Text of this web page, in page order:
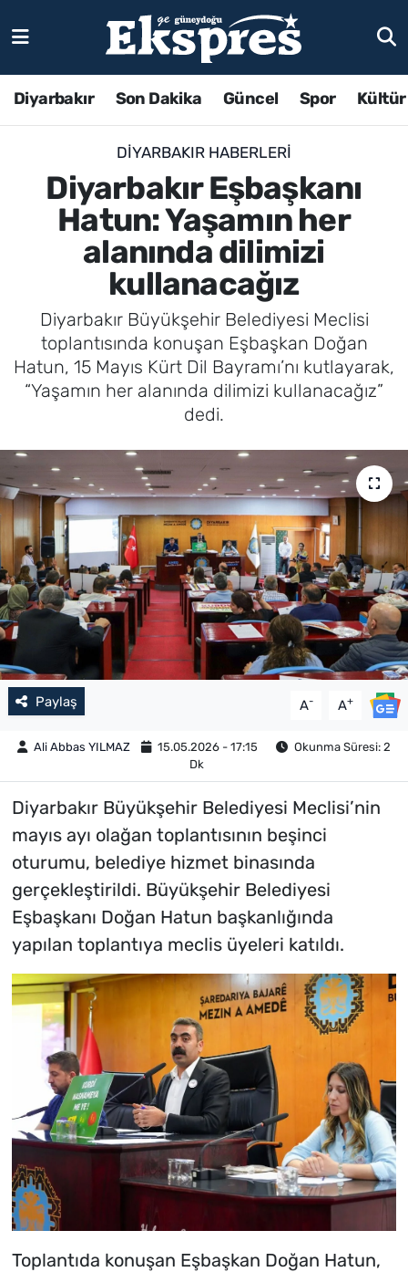
Diyarbakır Son Dakika Güncel Spor
DIYARBAKIR HABERLERI
Diyarbakır Eşbaşkanı
Hatun: Yaşamın her
alanında dilimizi
kullanacağız
Diyarbakır Büyükşehir Belediyesi Meclisi
toplantısında konuşan Eşbaşkan Doğan
Hatun, 15 Mayıs Kürt Dil Bayramı’nı kutlayarak,
“Yaşamın her alanında dilimizi kullanacağız”
dedi.
Paylaş A- A+
Ali Abbas YILMAZ 15.05.2026 - 17:15
Okunma Süresi: 2
Dk
Diyarbakır Büyükşehir Belediyesi Meclisi’nin
mayıs ayı olağan toplantısının beşinci
oturumu, belediye hizmet binasında
gerçekleştirildi. Büyükşehir Belediyesi
Eşbaşkanı Doğan Hatun başkanlığında
yapılan toplantıya meclis üyeleri katıldı.
Toplantıda konuşan Eşbaşkan Doğan Hatun,